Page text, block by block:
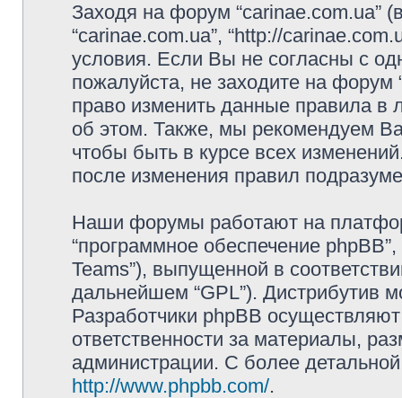
Заходя на форум
“carinae.com.ua”, “http://
условия. Если Вы не согласны с
пожалуйста, не заходите на
право изменить данные правила в
об этом. Также, мы рекомендуем
чтобы быть в курсе всех
после изменения правил
Наши форумы работают на
“программное обеспечение
Teams”), выпущенной в
дальнейшем “GPL”). Дистрибутив
Разработчики phpBB
ответственности за материалы,
администрации. С более
http://www.phpbb.com/.